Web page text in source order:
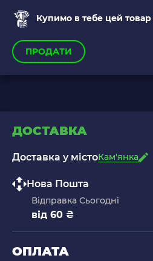
Купимо в тебе цей товар
ПРОДАТИ
ДОСТАВКА
Доставка у містоКам'янка
Нова Пошта
Відправка Сьогодні
від 60 ₴
ОПЛАТА